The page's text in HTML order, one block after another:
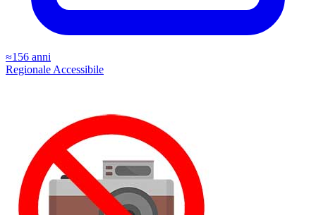
≈156 anni
Regionale Accessibile